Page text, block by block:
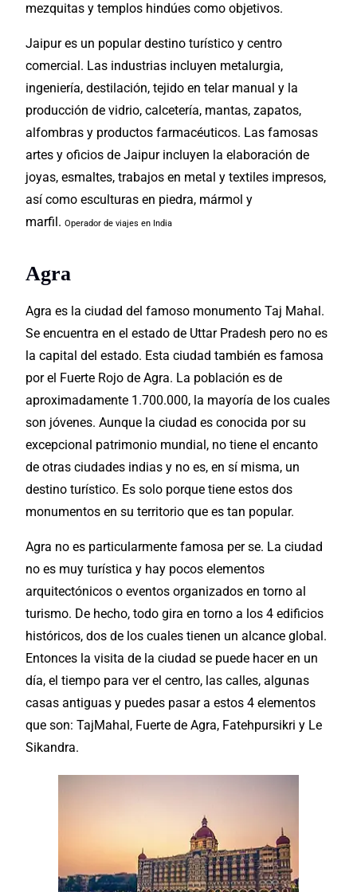
mezquitas y templos hindúes como objetivos.
Jaipur es un popular destino turístico y centro
comercial. Las industrias incluyen metalurgia,
ingeniería, destilación, tejido en telar manual y la
producción de vidrio, calcetería, mantas, zapatos,
alfombras y productos farmacéuticos. Las famosas
artes y oficios de Jaipur incluyen la elaboración de
joyas, esmaltes, trabajos en metal y textiles impresos,
así como esculturas en piedra, mármol y
marfil.Operador de viajes en India
Agra
Agra es la ciudad del famoso monumento Taj Mahal.
Se encuentra en el estado de Uttar Pradesh pero no es
la capital del estado. Esta ciudad también es famosa
por el Fuerte Rojo de Agra. La población es de
aproximadamente 1.700.000, la mayoría de los cuales
son jóvenes. Aunque la ciudad es conocida por su
excepcional patrimonio mundial, no tiene el encanto
de otras ciudades indias y no es, en sí misma, un
destino turístico. Es solo porque tiene estos dos
monumentos en su territorio que es tan popular.
Agra no es particularmente famosa per se. La ciudad
no es muy turística y hay pocos elementos
arquitectónicos o eventos organizados en torno al
turismo. De hecho, todo gira en torno a los 4 edificios
históricos, dos de los cuales tienen un alcance global.
Entonces la visita de la ciudad se puede hacer en un
día, el tiempo para ver el centro, las calles, algunas
casas antiguas y puedes pasar a estos 4 elementos
que son: TajMahal, Fuerte de Agra, Fatehpursikri y Le
Sikandra.